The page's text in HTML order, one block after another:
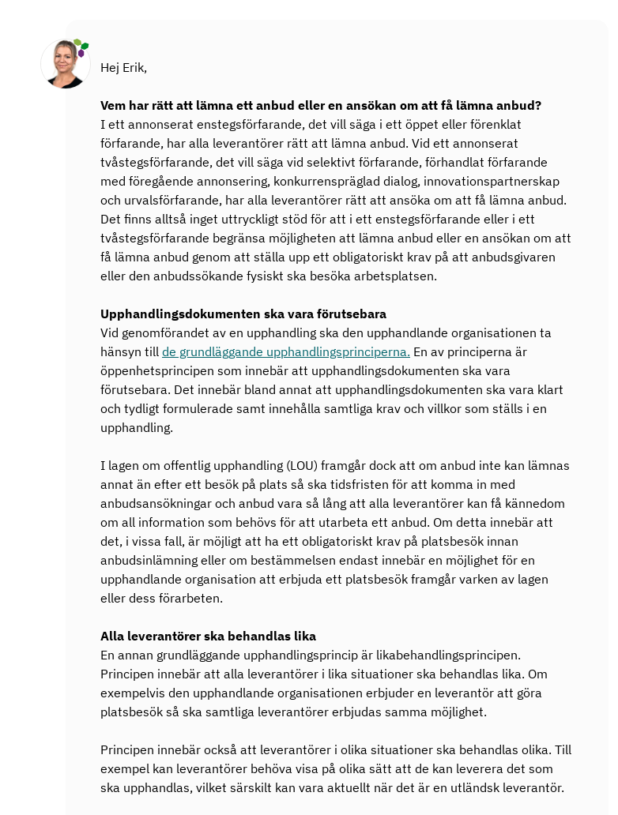
Hej Erik,
Vem har rätt att lämna ett anbud eller en ansökan om att få lämna anbud?
I ett annonserat enstegsförfarande, det vill säga i ett öppet eller förenklat
förfarande, har alla leverantörer rätt att lämna anbud. Vid ett annonserat
tvåstegsförfarande, det vill säga vid selektivt förfarande, förhandlat förfarande
med föregående annonsering, konkurrenspräglad dialog, innovationspartnerskap
och urvalsförfarande, har alla leverantörer rätt att ansöka om att få lämna anbud.
Det finns alltså inget uttryckligt stöd för att i ett enstegsförfarande eller i ett
tvåstegsförfarande begränsa möjligheten att lämna anbud eller en ansökan om att
få lämna anbud genom att ställa upp ett obligatoriskt krav på att anbudsgivaren
eller den anbudssökande fysiskt ska besöka arbetsplatsen.
Upphandlingsdokumenten ska vara förutsebara
Vid genomförandet av en upphandling ska den upphandlande organisationen ta
hänsyn till de grundläggande upphandlingsprinciperna. En av principerna är
öppenhetsprincipen som innebär att upphandlingsdokumenten ska vara
förutsebara. Det innebär bland annat att upphandlingsdokumenten ska vara klart
och tydligt formulerade samt innehålla samtliga krav och villkor som ställs i en
upphandling.
I lagen om offentlig upphandling (LOU) framgår dock att om anbud inte kan lämnas
annat än efter ett besök på plats så ska tidsfristen för att komma in med
anbudsansökningar och anbud vara så lång att alla leverantörer kan få kännedom
om all information som behövs för att utarbeta ett anbud. Om detta innebär att
det, i vissa fall, är möjligt att ha ett obligatoriskt krav på platsbesök innan
anbudsinlämning eller om bestämmelsen endast innebär en möjlighet för en
upphandlande organisation att erbjuda ett platsbesök framgår varken av lagen
eller dess förarbeten.
Alla leverantörer ska behandlas lika
En annan grundläggande upphandlingsprincip är likabehandlingsprincipen.
Principen innebär att alla leverantörer i lika situationer ska behandlas lika. Om
exempelvis den upphandlande organisationen erbjuder en leverantör att göra
platsbesök så ska samtliga leverantörer erbjudas samma möjlighet.
Principen innebär också att leverantörer i olika situationer ska behandlas olika. Till
exempel kan leverantörer behöva visa på olika sätt att de kan leverera det som
ska upphandlas, vilket särskilt kan vara aktuellt när det är en utländsk leverantör.